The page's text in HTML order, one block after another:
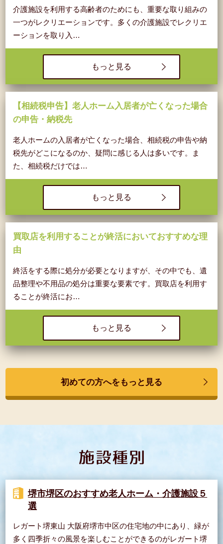
介護施設を利用する高齢者のためにも、重要な取り組みの
一つがレクリエーションです。多くの介護施設でレクリエ
ーションを取り入…
もっと見る
【相続税申告】老人ホーム入居者が亡くなった場合
の申告・納税先
老人ホームの入居者が亡くなった場合、相続税の申告や納
税先がどこになるのか、疑問に感じる人は多いです。ま
た、相続税だけでは…
もっと見る
買取店を利用することが終活においておすすめな理
由
終活をする際に処分が必要となりますが、その中でも、遺
品整理や不用品の処分は重要な要素です。買取店を利用す
ることが終活にお…
もっと見る
初めての方へをもっと見る
堺市堺区のおすすめ老人ホーム・介護施設５
選
レガート堺東山 大阪府堺市中区の住宅地の中にあり、緑が
多く四季折々の風景を楽しむことができるのがレガート堺